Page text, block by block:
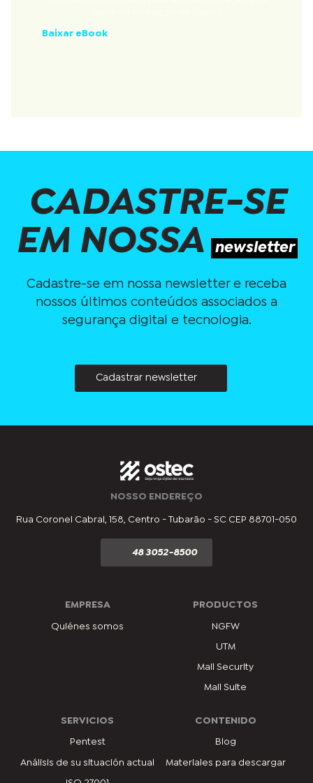
Baixar eBook
CADASTRE-SE
EM NOSSA newsletter
Cadastre-se em nossa newsletter e receba
nossos últimos conteúdos associados a
segurança digital e tecnologia.
Cadastrar newsletter
NOSSO ENDEREÇO
Rua Coronel Cabral, 158, Centro - Tubarão - SC CEP 88701-050
48 3052-8500
EMPRESA
Quiénes somos
PRODUCTOS
NGFW
UTM
Mail Security
Mail Suite
SERVICIOS
Pentest
Análisis de su situación actual
CONTENIDO
Blog
Materiales para descargar